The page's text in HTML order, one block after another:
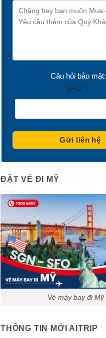
Câu hỏi bảo mật:
2+2= ?
ĐẶT VÉ ĐI MỸ
Vé máy bay đi Mỹ
THÔNG TIN MỚI AITRIP